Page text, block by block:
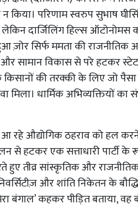
किया। परिणाम स्वरुप सुभाष
लेकिन दार्जिलिंग हिल्स
ज़ोर सिर्फ ममता की राजनीतिक
सामान विकास से परे हटकर
की तरक्की के लिए जो पैसा
मिला। धार्मिक अभिव्यक्तियों
औद्योगिक ठहराव को हल करने
से हटकर एक सत्ताधारी पार्टी
हुए तीव्र सांस्कृतिक और
और शांति निकेतन के
बंगाल’ कहकर पीड़ित बताया,